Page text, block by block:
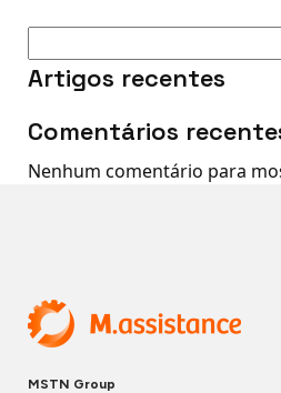
Artigos recentes
Comentários
Nenhum comentário para
MSTN Group